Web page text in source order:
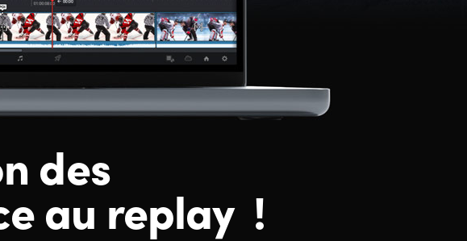
des
au replay !